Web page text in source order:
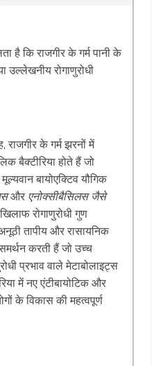
है कि राजगीर के गर्म पानी के
रोगाणुरोधी
राजगीर के गर्म झरनों में
बैक्टीरिया होते हैं जो
बायोएक्टिव यौगिक
और एनोक्सीबैसिलस जैसे
रोगाणुरोधी गुण
तापीय और रासायनिक
करती हैं जो उच्च
प्रभाव वाले मेटाबोलाइट्स
में नए एंटीबायोटिक और
के विकास की महत्वपूर्ण